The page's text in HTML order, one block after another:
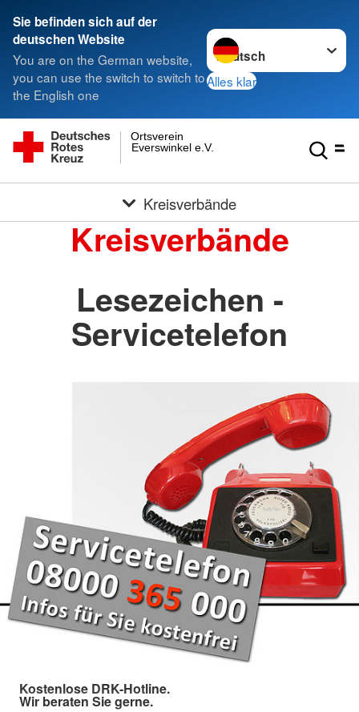
Sie befinden sich auf der
deutschen Website
You are on the German website,
you can use the switch to switch to
the English one
Sprache wechseln zu
Alles klar
Everswinkel e.V.
Ortsverein
Kreisverbände
Kreisverbände
Lesezeichen -
Servicetelefon
Kostenlose DRK-Hotline.
Wir beraten Sie gerne.